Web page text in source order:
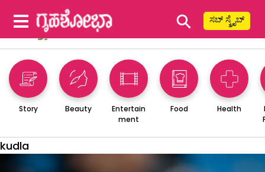
⚲ ಸಬ್ ಸ್ಕ್ರೈಬ್
Story Beauty
Entertain
ment
Food Health
kudla